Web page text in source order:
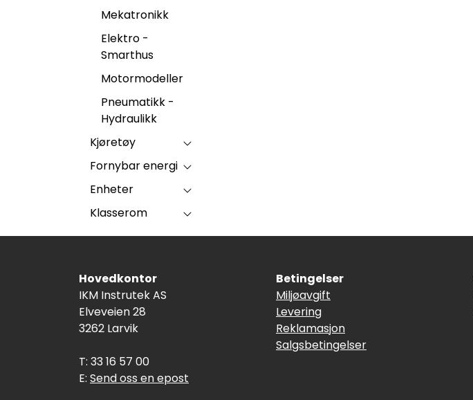
Mekatronikk
Elektro -
Smarthus
Motormodeller
Pneumatikk -
Hydraulikk
Kjøretøy
Fornybar energi
Enheter
Klasserom
Hovedkontor
IKM Instrutek AS
Elveveien 28
3262 Larvik
T: 33 16 57 00
E: Send oss en epost
Betingelser
Miljøavgift
Levering
Reklamasjon
Salgsbetingelser